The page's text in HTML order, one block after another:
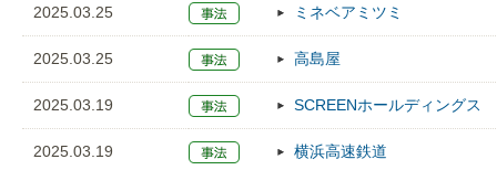
2025.03.25 ミネベアミツミ
2025.03.25 高島屋
2025.03.19 SCREENホールディングス
2025.03.19 横浜高速鉄道